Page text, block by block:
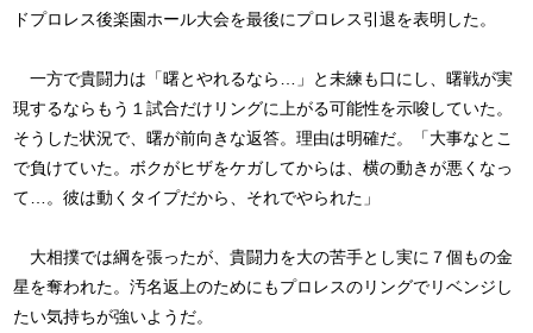
ドプロレス後楽園ホール大会を最後にプロレス引退を表明した。
一方で貴闘力は「曙とやれるなら…」と未練も口にし、曙戦が実
現するならもう１試合だけリングに上がる可能性を示唆していた。
そうした状況で、曙が前向きな返答。理由は明確だ。「大事なとこ
で負けていた。ボクがヒザをケガしてからは、横の動きが悪くなっ
て…。彼は動くタイプだから、それでやられた」
大相撲では綱を張ったが、貴闘力を大の苦手とし実に７個もの金
星を奪われた。汚名返上のためにもプロレスのリングでリベンジし
たい気持ちが強いようだ。